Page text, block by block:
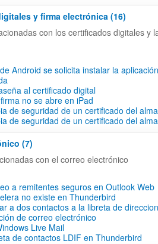
y firma electrónica (16)
con los certificados digitales y
Android se solicita instalar la
al certificado digital
no se abre en iPad
de seguridad de un certificado del
de seguridad de un certificado del
(7)
con el correo electrónico
a remitentes seguros en Outlook Web
no existe en Thunderbird
a dos contactos a la libreta de
de correo electrónico
Live Mail
de contactos LDIF en Thunderbird